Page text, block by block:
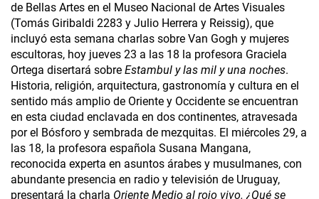
de Bellas Artes en el Museo Nacional de Artes Visuales
(Tomás Giribaldi 2283 y Julio Herrera y Reissig), que
incluyó esta semana charlas sobre Van Gogh y mujeres
escultoras, hoy jueves 23 a las 18 la profesora Graciela
Ortega disertará sobre Estambul y las mil y una noches.
Historia, religión, arquitectura, gastronomía y cultura en el
sentido más amplio de Oriente y Occidente se encuentran
en esta ciudad enclavada en dos continentes, atravesada
por el Bósforo y sembrada de mezquitas. El miércoles 29, a
las 18, la profesora española Susana Mangana,
reconocida experta en asuntos árabes y musulmanes, con
abundante presencia en radio y televisión de Uruguay,
presentará la charla Oriente Medio al rojo vivo. ¿Qué se